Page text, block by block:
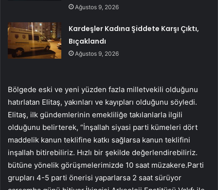
Ağustos 9, 2026
Kardeşler Kadına Şiddete Karşı Çıktı,
Bıçaklandı
Ağustos 9, 2026
Bölgede eski ve yeni yüzden fazla milletvekili olduğunu
hatırlatan Elitaş, yakınları ve kayıpları olduğunu söyledi.
Elitaş, ilk gündemlerinin emekliliğe takılanlarla ilgili
olduğunu belirterek, “İnşallah siyasi parti kümeleri dört
maddelik kanun teklifine katkı sağlarsa kanun teklifini
inşallah bitirebiliriz. Hızlı bir şekilde değerlendirebiliriz.
bütüne yönelik görüşmelerimizde 10 saat müzakere.Parti
grupları 4-5 parti önerisi yaparlarsa 2 saat sürüyor